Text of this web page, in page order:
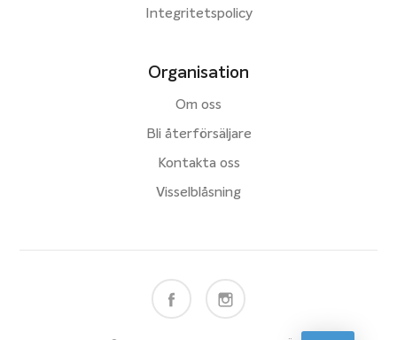
Integritetspolicy
Organisation
Om oss
Bli återförsäljare
Kontakta oss
Visselblåsning